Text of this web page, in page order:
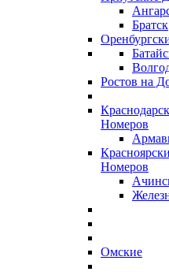
Братск
Ростов на
Номеров
Номеров
Омские